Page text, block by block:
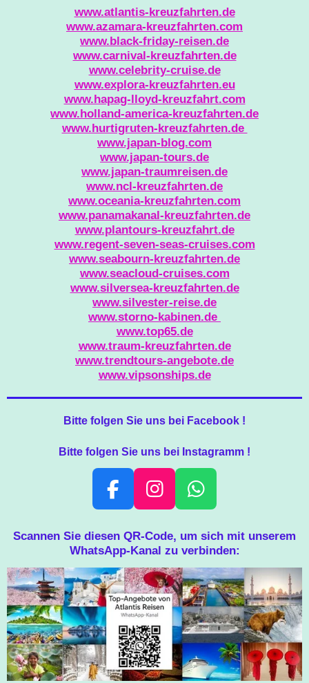
www.atlantis-kreuzfahrten.de
www.azamara-kreuzfahrten.com
www.black-friday-reisen.de
www.carnival-kreuzfahrten.de
www.celebrity-cruise.de
www.explora-kreuzfahrten.eu
www.hapag-lloyd-kreuzfahrt.com
www.holland-america-kreuzfahrten.de
www.hurtigruten-kreuzfahrten.de
www.japan-blog.com
www.japan-tours.de
www.japan-traumreisen.de
www.ncl-kreuzfahrten.de
www.oceania-kreuzfahrten.com
www.panamakanal-kreuzfahrten.de
www.plantours-kreuzfahrt.de
www.regent-seven-seas-cruises.com
www.seabourn-kreuzfahrten.de
www.seacloud-cruises.com
www.silversea-kreuzfahrten.de
www.silvester-reise.de
www.storno-kabinen.de
www.top65.de
www.traum-kreuzfahrten.de
www.trendtours-angebote.de
www.vipsonships.de
Bitte folgen Sie uns bei Facebook !
Bitte folgen Sie uns bei Instagramm !
F
C
E
B
O
O
K
I
S
T
A
G
R
A
M
W
A
T
S
A
P
P
Scannen Sie diesen QR-Code, um sich mit unserem
WhatsApp-Kanal zu verbinden: